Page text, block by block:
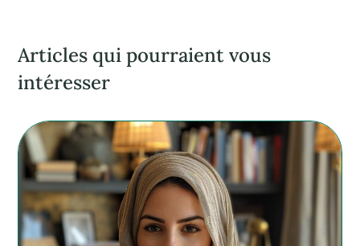
Articles qui pourraient vous
intéresser